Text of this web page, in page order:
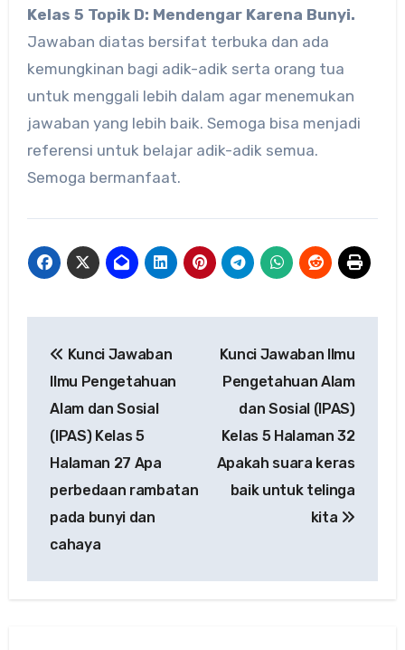
Kelas 5 Topik D: Mendengar Karena Bunyi.
Jawaban diatas bersifat terbuka dan ada
kemungkinan bagi adik-adik serta orang tua
untuk menggali lebih dalam agar menemukan
jawaban yang lebih baik. Semoga bisa menjadi
referensi untuk belajar adik-adik semua.
Semoga bermanfaat.
pos
Kunci Jawaban
Ilmu Pengetahuan
Alam dan Sosial
(IPAS) Kelas 5
Halaman 27 Apa
perbedaan rambatan
pada bunyi dan
cahaya
Kunci Jawaban Ilmu
Pengetahuan Alam
dan Sosial (IPAS)
Kelas 5 Halaman 32
Apakah suara keras
baik untuk telinga
kita